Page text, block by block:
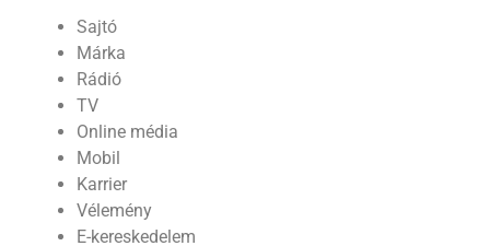
Sajtó
Márka
Rádió
TV
Online média
Mobil
Karrier
Vélemény
E-kereskedelem